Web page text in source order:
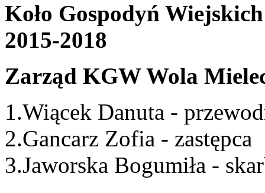
Koło Gospodyń
2015-2018
Zarząd KGW Wola
1.Wiącek Danuta -
2.Gancarz Zofia - zastępca
3.Jaworska Bogumiła -